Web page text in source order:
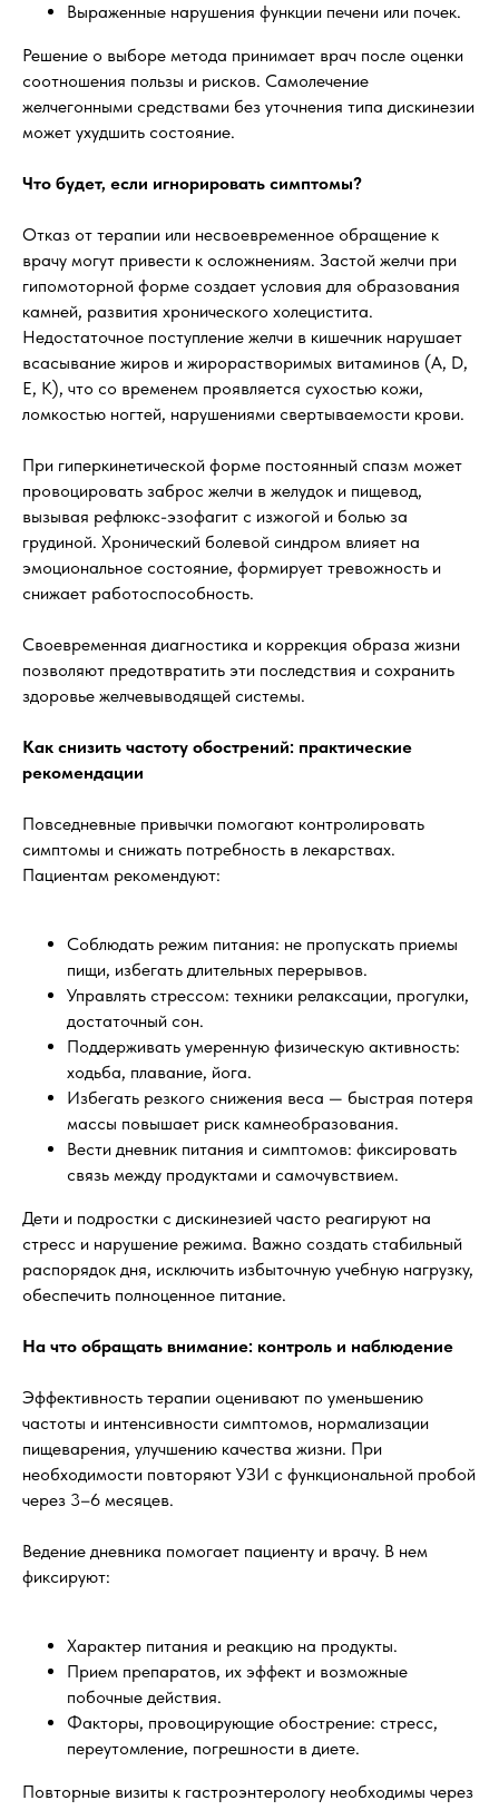
Выраженные нарушения функции печени или почек.
Решение о выборе метода принимает врач после оценки
соотношения пользы и рисков. Самолечение
желчегонными средствами без уточнения типа дискинезии
может ухудшить состояние.
Что будет, если игнорировать симптомы?
Отказ от терапии или несвоевременное обращение к
врачу могут привести к осложнениям. Застой желчи при
гипомоторной форме создает условия для образования
камней, развития хронического холецистита.
Недостаточное поступление желчи в кишечник нарушает
всасывание жиров и жирорастворимых витаминов (А, D,
Е, К), что со временем проявляется сухостью кожи,
ломкостью ногтей, нарушениями свертываемости крови.
При гиперкинетической форме постоянный спазм может
провоцировать заброс желчи в желудок и пищевод,
вызывая рефлюкс-эзофагит с изжогой и болью за
грудиной. Хронический болевой синдром влияет на
эмоциональное состояние, формирует тревожность и
снижает работоспособность.
Своевременная диагностика и коррекция образа жизни
позволяют предотвратить эти последствия и сохранить
здоровье желчевыводящей системы.
Как снизить частоту обострений: практические
рекомендации
Повседневные привычки помогают контролировать
симптомы и снижать потребность в лекарствах.
Пациентам рекомендуют:
Соблюдать режим питания: не пропускать приемы
пищи, избегать длительных перерывов.
Управлять стрессом: техники релаксации, прогулки,
достаточный сон.
Поддерживать умеренную физическую активность:
ходьба, плавание, йога.
Избегать резкого снижения веса — быстрая потеря
массы повышает риск камнеобразования.
Вести дневник питания и симптомов: фиксировать
связь между продуктами и самочувствием.
Дети и подростки с дискинезией часто реагируют на
стресс и нарушение режима. Важно создать стабильный
распорядок дня, исключить избыточную учебную нагрузку,
обеспечить полноценное питание.
На что обращать внимание: контроль и наблюдение
Эффективность терапии оценивают по уменьшению
частоты и интенсивности симптомов, нормализации
пищеварения, улучшению качества жизни. При
необходимости повторяют УЗИ с функциональной пробой
через 3–6 месяцев.
Ведение дневника помогает пациенту и врачу. В нем
фиксируют:
Характер питания и реакцию на продукты.
Прием препаратов, их эффект и возможные
побочные действия.
Факторы, провоцирующие обострение: стресс,
переутомление, погрешности в диете.
Повторные визиты к гастроэнтерологу необходимы через